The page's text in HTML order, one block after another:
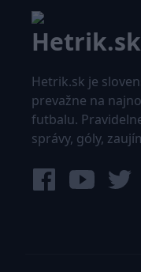
Hetrik.sk je
prevažne na
futbalu.
správy, góly,